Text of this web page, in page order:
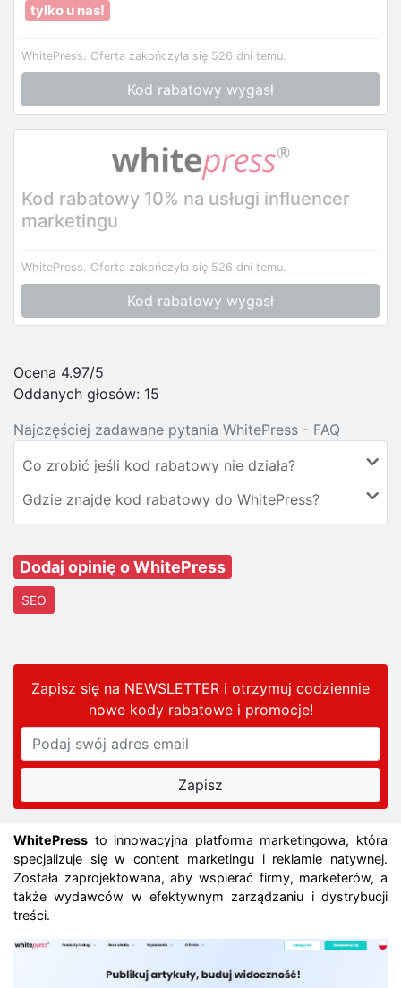
tylko u nas!
WhitePress. Oferta zakończyła się 526 dni temu.
Kod rabatowy wygasł
Kod rabatowy 10% na usługi influencer
marketingu
WhitePress. Oferta zakończyła się 526 dni temu.
Kod rabatowy wygasł
Ocena 4.97/5
Oddanych głosów: 15
Najczęściej zadawane pytania WhitePress - FAQ
Co zrobić jeśli kod rabatowy nie działa?
Gdzie znajdę kod rabatowy do WhitePress?
Dodaj opinię o WhitePress
SEO
Zapisz się na NEWSLETTER i otrzymuj codziennie
nowe kody rabatowei promocje!
WhitePress to innowacyjna platforma marketingowa, która
specjalizuje się w content marketingu i reklamie natywnej.
Została zaprojektowana, aby wspierać firmy, marketerów, a
także wydawców w efektywnym zarządzaniu i dystrybucji
treści.